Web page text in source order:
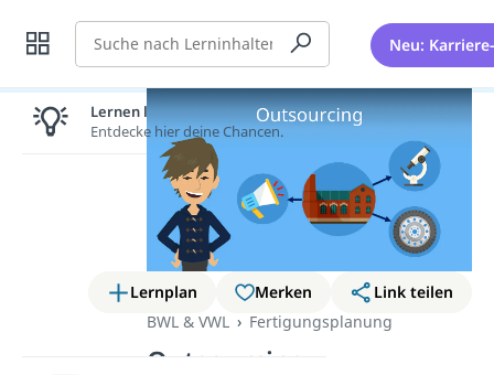
Suche Neu:
Lernplan Merken
Link teilen
BWL & VWL
Fertigungsplanung
Outsourcing
Lernen lohnt sich!
Entdecke hier deine Chancen.